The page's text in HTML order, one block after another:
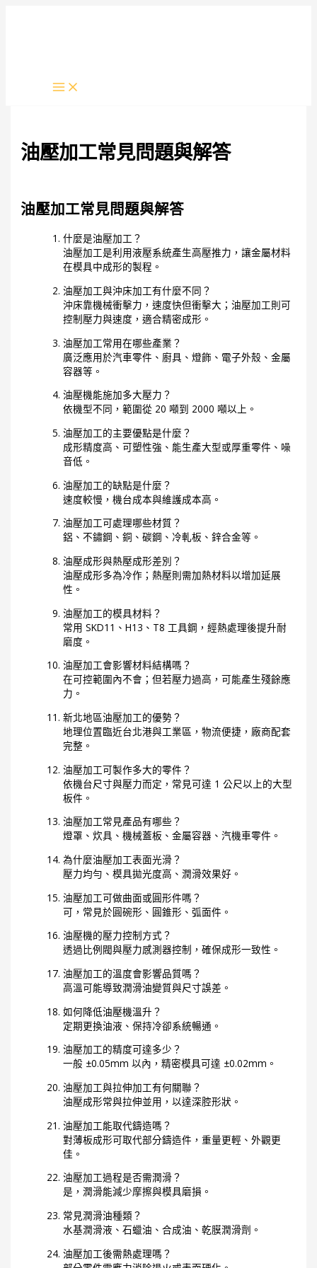
油壓加工常見問題與解答
油壓加工常見問題與解答
什麼是油壓加工？
油壓加工是利用液壓系統產生高壓推力，讓金屬材料
在模具中成形的製程。
油壓加工與沖床加工有什麼不同？
沖床靠機械衝擊力，速度快但衝擊大；油壓加工則可
控制壓力與速度，適合精密成形。
油壓加工常用在哪些產業？
廣泛應用於汽車零件、廚具、燈飾、電子外殼、金屬
容器等。
油壓機能施加多大壓力？
依機型不同，範圍從 20 噸到 2000 噸以上。
油壓加工的主要優點是什麼？
成形精度高、可塑性強、能生產大型或厚重零件、噪
音低。
油壓加工的缺點是什麼？
速度較慢，機台成本與維護成本高。
油壓加工可處理哪些材質？
鋁、不鏽鋼、銅、碳鋼、冷軋板、鋅合金等。
油壓成形與熱壓成形差別？
油壓成形多為冷作；熱壓則需加熱材料以增加延展
性。
油壓加工的模具材料？
常用 SKD11、H13、T8 工具鋼，經熱處理後提升耐
磨度。
油壓加工會影響材料結構嗎？
在可控範圍內不會；但若壓力過高，可能產生殘餘應
力。
新北地區油壓加工的優勢？
地理位置臨近台北港與工業區，物流便捷，廠商配套
完整。
油壓加工可製作多大的零件？
依機台尺寸與壓力而定，常見可達 1 公尺以上的大型
板件。
油壓加工常見產品有哪些？
燈罩、炊具、機械蓋板、金屬容器、汽機車零件。
為什麼油壓加工表面光滑？
壓力均勻、模具拋光度高、潤滑效果好。
油壓加工可做曲面或圓形件嗎？
可，常見於圓碗形、圓錐形、弧面件。
油壓機的壓力控制方式？
透過比例閥與壓力感測器控制，確保成形一致性。
油壓加工的溫度會影響品質嗎？
高溫可能導致潤滑油變質與尺寸誤差。
如何降低油壓機溫升？
定期更換油液、保持冷卻系統暢通。
油壓加工的精度可達多少？
一般 ±0.05mm 以內，精密模具可達 ±0.02mm。
油壓加工與拉伸加工有何關聯？
油壓成形常與拉伸並用，以達深腔形狀。
油壓加工能取代鑄造嗎？
對薄板成形可取代部分鑄造件，重量更輕、外觀更
佳。
油壓加工過程是否需潤滑？
是，潤滑能減少摩擦與模具磨損。
常見潤滑油種類？
水基潤滑液、石蠟油、合成油、乾膜潤滑劑。
油壓加工後需熱處理嗎？